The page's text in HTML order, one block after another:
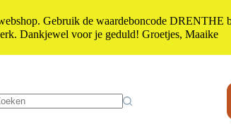
Gebruik de waardeboncode DRENTHE
Dankjewel voor je geduld! Groetjes, Maaike